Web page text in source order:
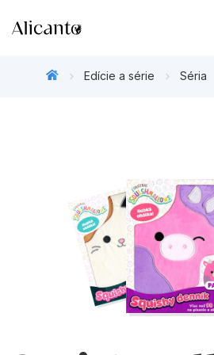
Beletria pre dospelých
Darčekové publikácie
Doplnkový sortiment
Edície a série Séria